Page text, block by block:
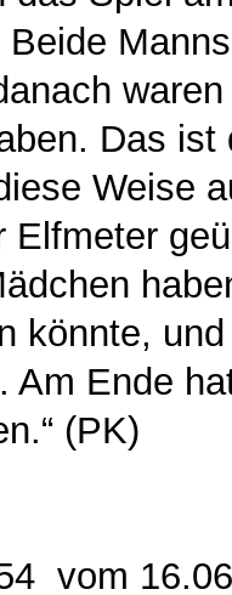
Das
Weise
Elfmeter
könnte,
Am Ende
(PK)
vom